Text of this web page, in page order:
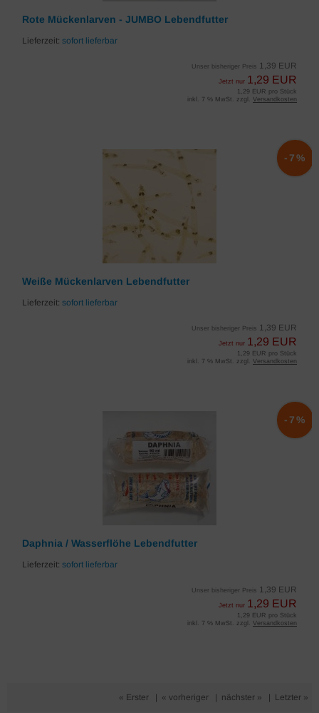
Rote Mückenlarven - JUMBO Lebendfutter
Lieferzeit: sofort lieferbar
Unser bisheriger Preis 1,39 EUR
Jetzt nur 1,29 EUR
1,29 EUR pro Stück
inkl. 7 % MwSt. zzgl. Versandkosten
Weiße Mückenlarven Lebendfutter
Lieferzeit: sofort lieferbar
Unser bisheriger Preis 1,39 EUR
Jetzt nur 1,29 EUR
-7%
1,29 EUR pro Stück
inkl. 7 % MwSt. zzgl. Versandkosten
Daphnia / Wasserflöhe Lebendfutter
Lieferzeit: sofort lieferbar
Unser bisheriger Preis 1,39 EUR
Jetzt nur 1,29 EUR
-7%
1,29 EUR pro Stück
inkl. 7 % MwSt. zzgl. Versandkosten
« Erster « vorheriger nächster » Letzter »